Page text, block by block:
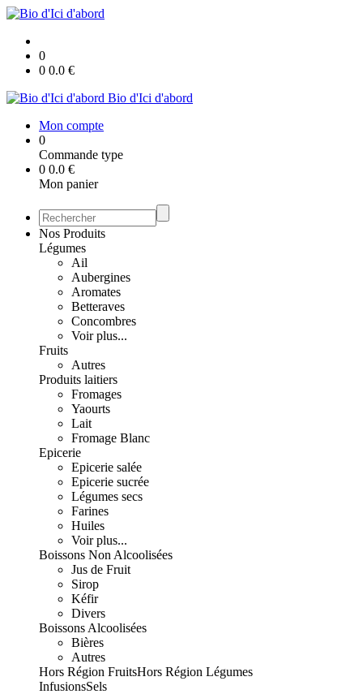
0
0 0.0 €
Bio d'Ici d'abord
Mon compte
0
Commande type
0 0.0 €
Mon panier
Nos Produits
Légumes
Ail
Aubergines
Aromates
Betteraves
Concombres
Voir plus...
Fruits
Autres
Produits laitiers
Fromages
Yaourts
Lait
Fromage Blanc
Epicerie
Epicerie salée
Epicerie sucrée
Légumes secs
Farines
Huiles
Voir plus...
Boissons Non Alcoolisées
Jus de Fruit
Sirop
Kéfir
Divers
Boissons Alcoolisées
Bières
Autres
Hors Région FruitsHors Région Légumes
InfusionsSels